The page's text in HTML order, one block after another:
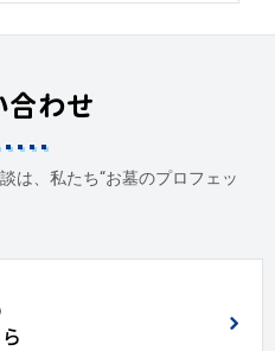
合わせ
は、私たち“お墓のプロフェッ